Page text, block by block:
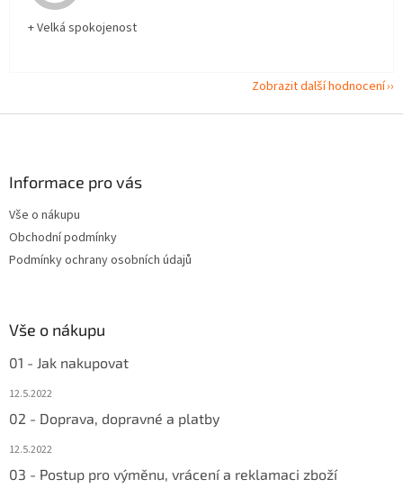
+ Velká spokojenost
Zobrazit další hodnocení
Informace pro vás
Vše o nákupu
Obchodní podmínky
Podmínky ochrany osobních údajů
Vše o nákupu
01 - Jak nakupovat
12.5.2022
02 - Doprava, dopravné a platby
12.5.2022
03 - Postup pro výměnu, vrácení a reklamaci zboží